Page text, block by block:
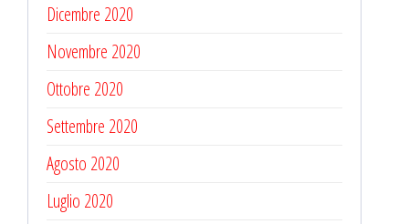
Dicembre 2020
Novembre 2020
Ottobre 2020
Settembre 2020
Agosto 2020
Luglio 2020